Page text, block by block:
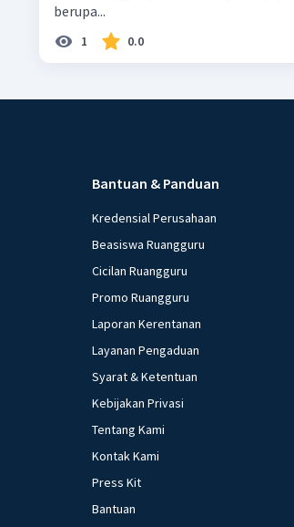
berupa...
1 0.0
Bantuan & Panduan
Kredensial Perusahaan
Beasiswa Ruangguru
Cicilan Ruangguru
Promo Ruangguru
Laporan Kerentanan
Layanan Pengaduan
Syarat & Ketentuan
Kebijakan Privasi
Tentang Kami
Kontak Kami
Press Kit
Bantuan